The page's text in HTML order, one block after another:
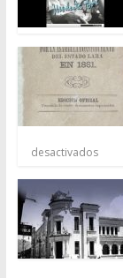
desactivados